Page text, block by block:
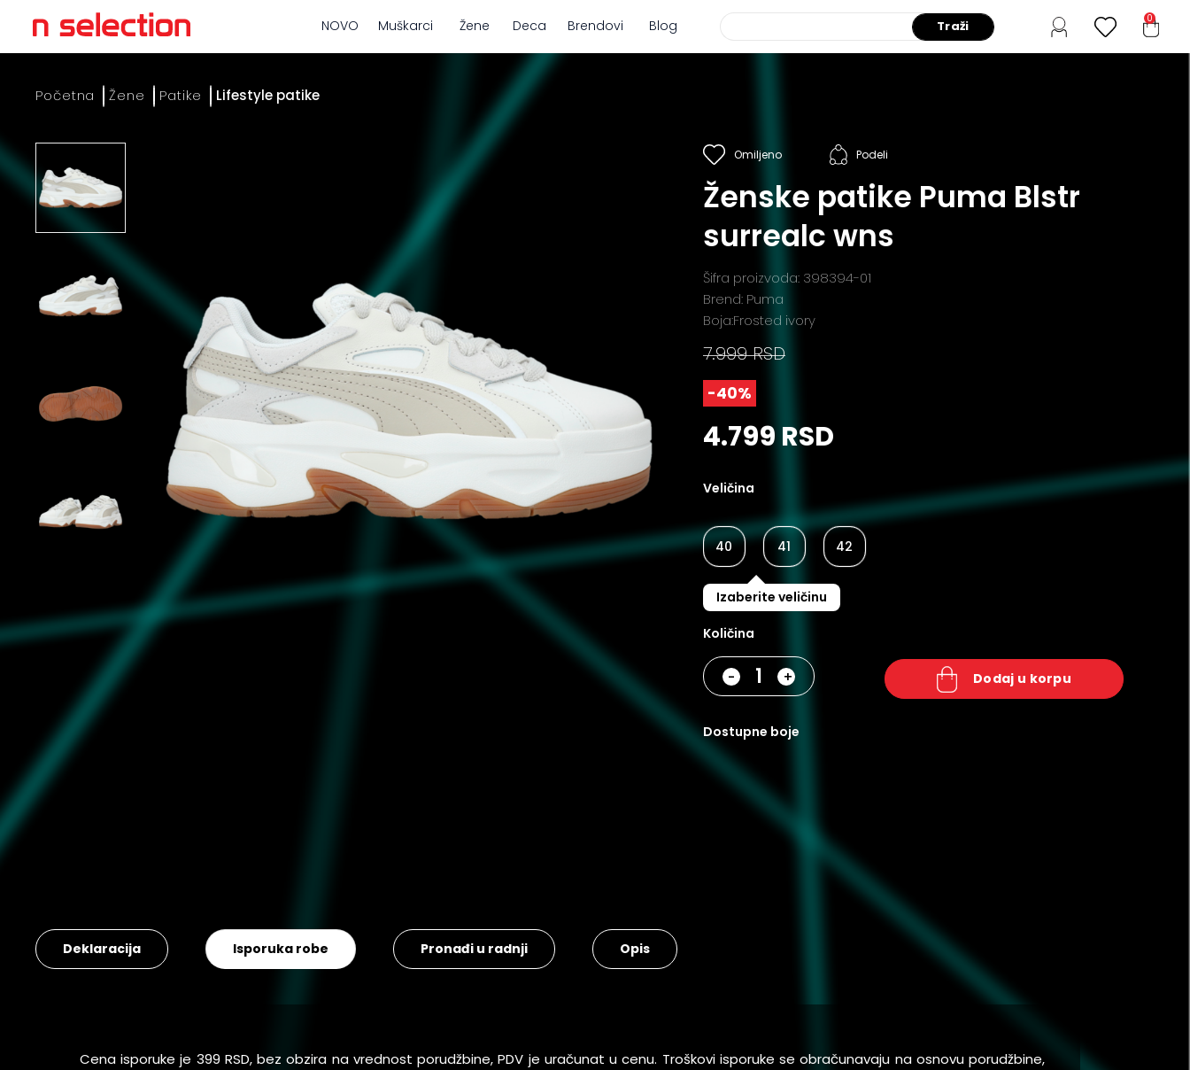
NOVO Muškarci Žene Deca Brendovi Blog Traži 0
Početna Žene Patike Lifestyle patike
Omiljeno Podeli
Ženske patike Puma Blstr
surrealc wns
Šifra proizvoda: 398394-01
Brend: Puma
Boja:Frosted ivory
7.999 RSD
-40%
4.799 RSD
Veličina
40 41 42
Izaberite veličinu
Količina
- + dodaj u korpu
dostupne boje
Deklaracija Isporuka robe Pronađi u radnji Opis
Cena isporuke je 399 RSD, bez obzira na vrednost porudžbine, PDV je uračunat u cenu. Troškovi isporuke se obračunavaju na osnovu porudžbine,